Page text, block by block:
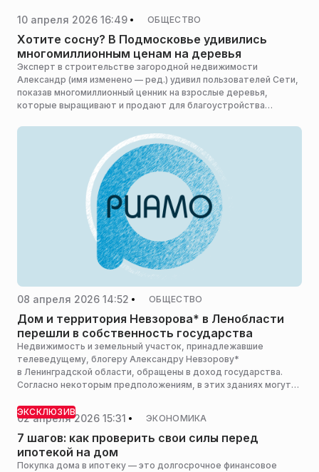
10 апреля 2026 16:49 ОБЩЕСТВО
Хотите сосну? В Подмосковье удивились
многомиллионным ценам на деревья
Эксперт в строительстве загородной недвижимости
Александр (имя изменено — ред.) удивил пользователей Сети,
показав многомиллионный ценник на взрослые деревья,
которые выращивают и продают для благоустройства
08 апреля 2026 14:52 ОБЩЕСТВО
Дом и территория Невзорова* в Ленобласти
перешли в собственность государства
Недвижимость и земельный участок, принадлежавшие
телеведущему, блогеру Александру Невзорову*
в Ленинградской области, обращены в доход государства.
Согласно некоторым предположениям, в этих зданиях могут
ЭКСКЛЮЗИВ
02 апреля 2026 15:31 ЭКОНОМИКА
7 шагов: как проверить свои силы перед
ипотекой на дом
Покупка дома в ипотеку — это долгосрочное финансовое